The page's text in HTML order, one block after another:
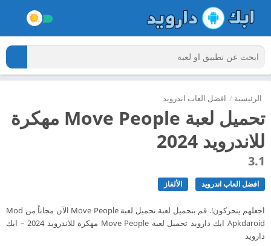
الرئيسية / افضل العاب اندرويد
تحميل لعبة Move People مهكرة
للاندرويد 2024
3.1
افضل العاب اندرويد الألغاز
اجعلهم يتحركون!. قم بتحميل لعبة تحميل لعبة Move People الآن مجاناً من Mod
Apkdaroid ابك دارويد تحميل لعبة Move People مهكرة للاندرويد 2024 – ابك
دارويد